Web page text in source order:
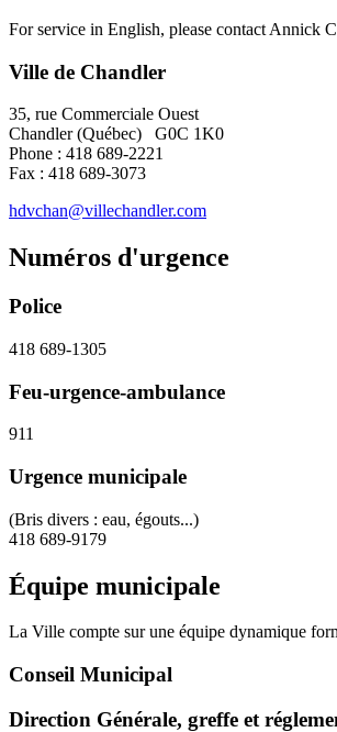
For service in English, please contact Annick
Ville de Chandler
35, rue Commerciale Ouest
Chandler (Québec) G0C 1K0
Phone : 418 689-2221
Fax : 418 689-3073
hdvchan@villechandler.com
Numéros d'urgence
Police
418 689-1305
Feu-urgence-ambulance
911
Urgence municipale
(Bris divers : eau, égouts...)
418 689-9179
Équipe municipale
La Ville compte sur une équipe dynamique
Conseil Municipal
Direction Générale, greffe et